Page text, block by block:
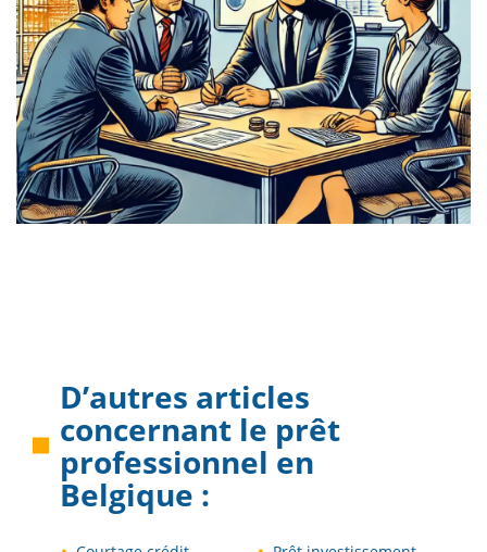
D’autres articles
concernant le prêt
professionnel en
Belgique :